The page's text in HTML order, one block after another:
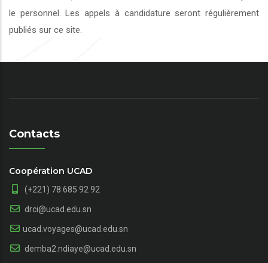
le personnel. Les appels à candidature seront régulièrement
publiés sur ce site.
Contacts
Coopération UCAD
(+221) 78 685 92 92
drci@ucad.edu.sn
ucad.voyages@ucad.edu.sn
demba2.ndiaye@ucad.edu.sn